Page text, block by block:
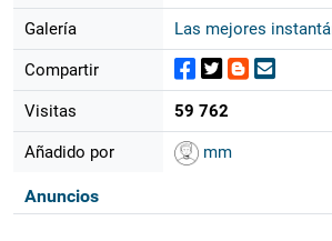
Galería Las mejores
Compartir
Visitas 59 762
Añadido por mm
Anuncios